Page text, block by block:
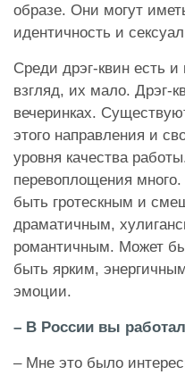
образе. Они могут
идентичность и
Среди дрэг-квин есть
взгляд, их мало. Дрэг-
вечеринках.
этого направления и
уровня качества
перевоплощения
быть гротескным и
драматичным,
романтичным. Может
быть ярким,
эмоции.
– В России вы
– Мне это было